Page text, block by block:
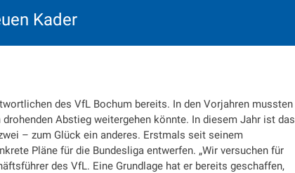
Kader
des VfL Bochum bereits. In den Vorjahren mussten
Abstieg weitergehen könnte. In diesem Jahr ist das
– zum Glück ein anderes. Erstmals seit seinem
Pläne für die Bundesliga entwerfen. „Wir versuchen für
des VfL. Eine Grundlage hat er bereits geschaffen,